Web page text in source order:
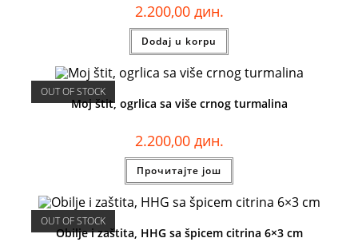
2.200,00 дин.
Dodaj u korpu
OUT OF STOCK
Moj štit, ogrlica sa više crnog turmalina
2.200,00 дин.
Прочитајте још
OUT OF STOCK
Obilje i zaštita, HHG sa špicem citrina 6×3 cm